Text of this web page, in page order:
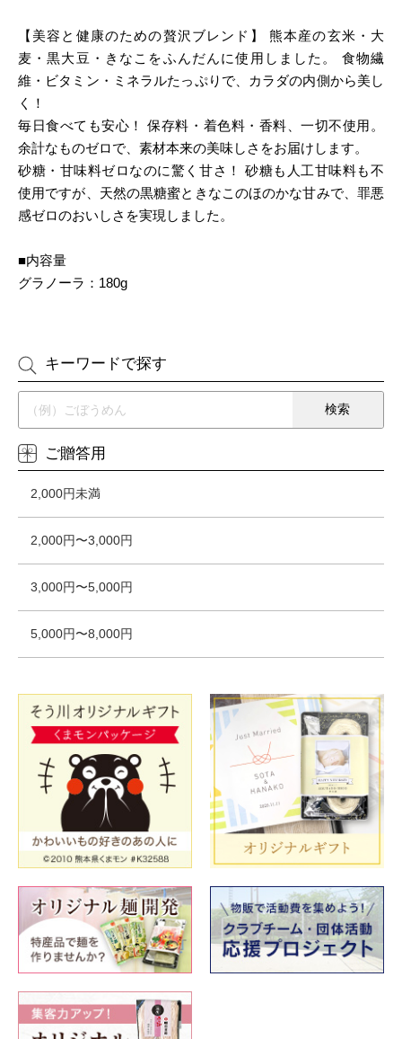
【美容と健康のための贅沢ブレンド】 熊本産の玄米・大
麦・黒大豆・きなこをふんだんに使用しました。 食物繊
維・ビタミン・ミネラルたっぷりで、カラダの内側から美し
く！
毎日食べても安心！ 保存料・着色料・香料、一切不使用。
余計なものゼロで、素材本来の美味しさをお届けします。
砂糖・甘味料ゼロなのに驚く甘さ！ 砂糖も人工甘味料も不
使用ですが、天然の黒糖蜜ときなこのほのかな甘みで、罪悪
感ゼロのおいしさを実現しました。
■内容量
グラノーラ：180g
キーワードで探す
ご贈答用
2,000円未満
2,000円〜3,000円
3,000円〜5,000円
5,000円〜8,000円